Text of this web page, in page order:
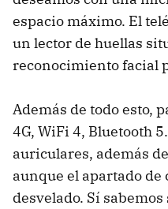
espacio máximo. El
un lector de huellas
reconocimiento facial
Además de todo esto,
4G, WiFi 4, Bluetooth
auriculares, además
aunque el apartado
desvelado. Sí